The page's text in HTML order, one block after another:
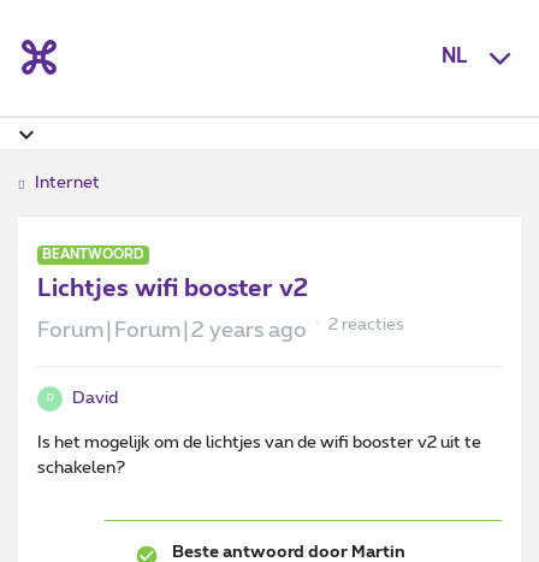
NL
Internet
BEANTWOORD
Lichtjes wifi booster v2
Forum|Forum|2 years ago 2 reacties
D David
Is het mogelijk om de lichtjes van de wifi booster v2 uit te
schakelen?
Beste antwoord door Martin